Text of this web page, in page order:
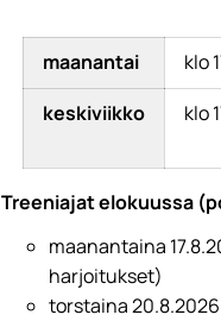
maanantai klo
keskiviikko
klo
Treeniajat elokuussa
maanantaina
harjoitukset)
torstaina 20.8.2026